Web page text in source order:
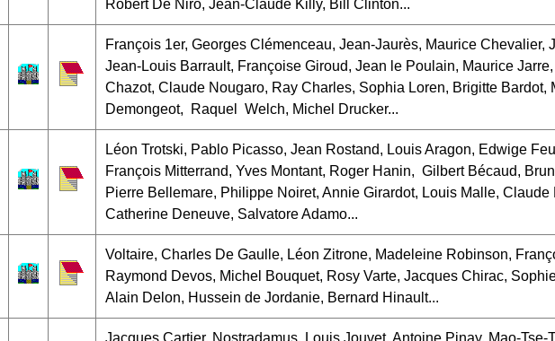
Robert De Niro, Jean-Claude Killy, Bill Clinton...
François 1er, Georges Clémenceau, Jean-Jaurès, Maurice Chevalier,
Jean-Louis Barrault, Françoise Giroud, Jean le Poulain, Maurice
Chazot, Claude Nougaro, Ray Charles, Sophia Loren, Brigitte Bardot,
Demongeot, Raquel Welch, Michel Drucker...
Léon Trotski, Pablo Picasso, Jean Rostand, Louis Aragon, Edwige
François Mitterrand, Yves Montant, Roger Hanin, Gilbert Bécaud,
Pierre Bellemare, Philippe Noiret, Annie Girardot, Louis Malle, Claude
Catherine Deneuve, Salvatore Adamo...
Voltaire, Charles De Gaulle, Léon Zitrone, Madeleine Robinson,
Raymond Devos, Michel Bouquet, Rosy Varte, Jacques Chirac,
Alain Delon, Hussein de Jordanie, Bernard Hinault...